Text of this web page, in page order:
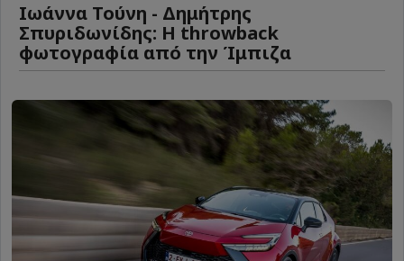
Ιωάννα Τούνη - Δημήτρης
Σπυριδωνίδης: Η throwback
φωτογραφία από την Ίμπιζα